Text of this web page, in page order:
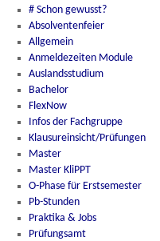
# Schon gewusst?
Absolventenfeier
Allgemein
Anmeldezeiten Module
Auslandsstudium
Bachelor
FlexNow
Infos der Fachgruppe
Klausureinsicht/Prüfungen
Master
Master KliPPT
O-Phase für Erstsemester
Pb-Stunden
Praktika & Jobs
Prüfungsamt